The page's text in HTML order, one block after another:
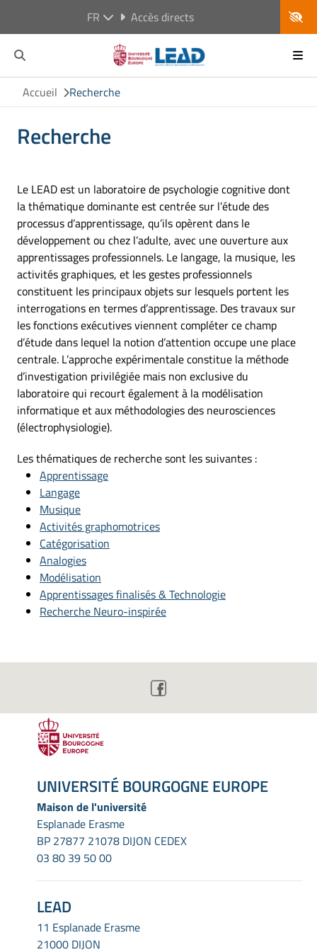
FR Accès directs
Accueil Recherche
Recherche
Le LEAD est un laboratoire de psychologie cognitive dont
la thématique dominante est centrée sur l’étude des
processus d’apprentissage, qu’ils opèrent dans le
développement ou chez l’adulte, avec une ouverture aux
apprentissages professionnels. Le langage, la musique, les
activités graphiques, et les gestes professionnels
constituent les principaux objets sur lesquels portent les
interrogations en termes d’apprentissage. Des travaux sur
les fonctions exécutives viennent compléter ce champ
d’étude dans lequel la notion d’attention occupe une place
centrale. L’approche expérimentale constitue la méthode
d’investigation privilégiée mais non exclusive du
laboratoire qui recourt également à la modélisation
informatique et aux méthodologies des neurosciences
(électrophysiologie).
Les thématiques de recherche sont les suivantes :
Apprentissage
Langage
Musique
Activités graphomotrices
Catégorisation
Analogies
Modélisation
Apprentissages finalisés & Technologie
Recherche Neuro-inspirée
UNIVERSITÉ BOURGOGNE EUROPE
Maison de l'université
Esplanade Erasme
BP 27877 21078 DIJON CEDEX
03 80 39 50 00
LEAD
11 Esplanade Erasme
21000 DIJON